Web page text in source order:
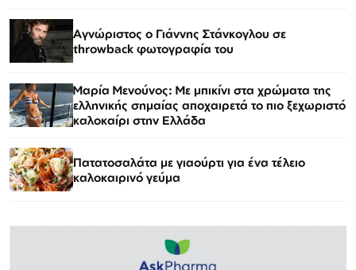
Αγνώριστος ο Γιάννης Στάνκογλου σε
throwback φωτογραφία του
Μαρία Μενούνος: Με μπικίνι στα χρώματα της
ελληνικής σημαίας αποχαιρετά το πιο ξεχωριστό
καλοκαίρι στην Ελλάδα
Πατατοσαλάτα με γιαούρτι για ένα τέλειο
καλοκαιρινό γεύμα